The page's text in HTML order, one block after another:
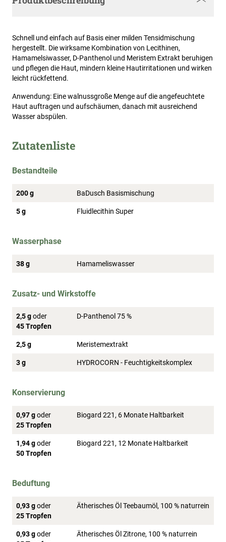
Schnell und einfach auf Basis einer milden Tensidmischung
hergestellt. Die wirksame Kombination von Lecithinen,
Hamamelsiwasser, D-Panthenol und Meristem Extrakt beruhigen
und pflegen die Haut, mindern kleine Hautirritationen und wirken
leicht rückfettend.
Anwendung: Eine walnussgroße Menge auf die angefeuchtete
Haut auftragen und aufschäumen, danach mit ausreichend
Wasser abspülen.
Zutatenliste
Bestandteile
200 g BaDusch Basismischung
5 g Fluidlecithin Super
Wasserphase
38 g Hamameliswasser
Zusatz- und Wirkstoffe
2,5 goder
45 Tropfen
D-Panthenol 75 %
2,5 g Meristemextrakt
3 g HYDROCORN - Feuchtigkeitskomplex
Konservierung
0,97 goder
25 Tropfen
Biogard 221, 6 Monate Haltbarkeit
1,94 goder
50 Tropfen
Biogard 221, 12 Monate Haltbarkeit
Beduftung
0,93 goder
25 Tropfen
Ätherisches Öl Teebaumöl, 100 % naturrein
0,93 goder
Ätherisches Öl Zitrone, 100 % naturrein